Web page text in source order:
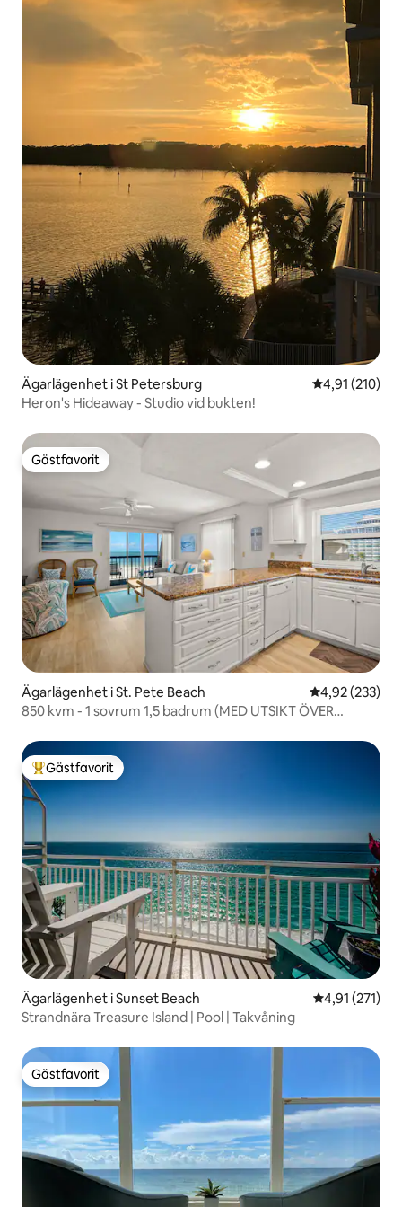
Ägarlägenhet i St Petersburg 4,91 av 5 i
4,91 (210)
Heron's Hideaway - Studio vid bukten!
Gästfavorit
Gästfavorit
Ägarlägenhet i St. Pete Beach 4,92 av 5 i
4,92 (233)
850 kvm - 1 sovrum 1,5 badrum (MED UTSIKT ÖVER
Populär gästfavorit
Gästfavorit
Ägarlägenhet i Sunset Beach 4,91 av 5 i
4,91 (271)
Strandnära Treasure Island | Pool | Takvåning
Gästfavorit
Gästfavorit